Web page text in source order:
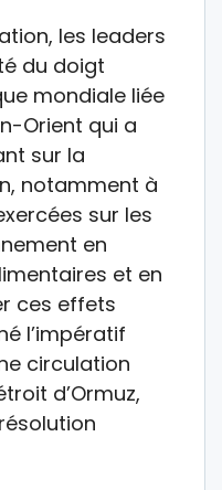
les leaders
du doigt
mondiale liée
Orient qui a
sur la
notamment à
sur les
en
et en
ces effets
l’impératif
circulation
d’Ormuz,